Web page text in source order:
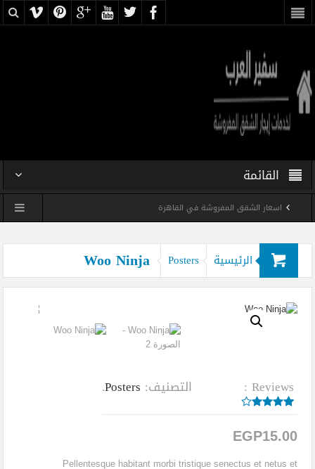
القائمة
اسعار الشقق المفروشة في القاهرة
شقه مفروشه فرش فندقى فى مدينه نصر بسعر رخيص
شقه فندقيه مفروشه رخيصه فى ميدان لبنان
شقة فندقية مفروشة شارع شهاب رخيصة
شقه مفروشة ميدان سفينكس
استوديو مفروش فندقي المهندسين
الرئيسية Posters
Woo Ninja
التصنيف: Posters
. Reviews :
on
customer
EGP15.00
Pellentesque habitant morbi tristique senectus et netus et